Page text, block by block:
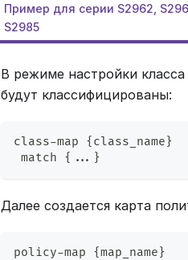
Пример для cерии S2962,
S2985
В режиме настройки
будут классифицированы:
class-map {class_name}
match {...}
Далее создается карта
policy-map {map_name}